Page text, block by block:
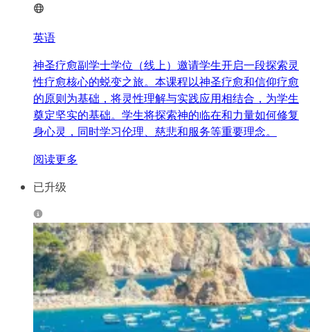
英语
神圣疗愈副学士学位（线上）邀请学生开启一段探索灵
性疗愈核心的蜕变之旅。本课程以神圣疗愈和信仰疗愈
的原则为基础，将灵性理解与实践应用相结合，为学生
奠定坚实的基础。学生将探索神的临在和力量如何修复
身心灵，同时学习伦理、慈悲和服务等重要理念。
阅读更多
已升级